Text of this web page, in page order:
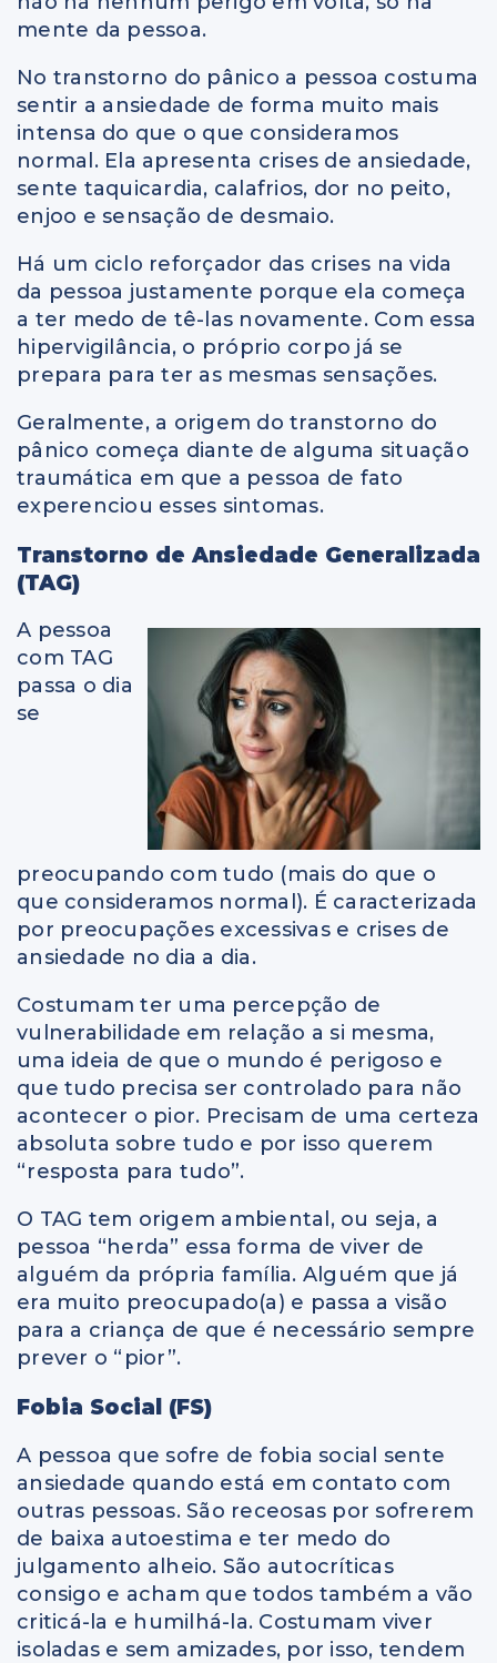
mente da pessoa.
No transtorno do pânico a pessoa costuma
sentir a ansiedade de forma muito mais
intensa do que o que consideramos
normal. Ela apresenta crises de ansiedade,
sente taquicardia, calafrios, dor no peito,
enjoo e sensação de desmaio.
Há um ciclo reforçador das crises na vida
da pessoa justamente porque ela começa
a ter medo de tê-las novamente. Com essa
hipervigilância, o próprio corpo já se
prepara para ter as mesmas sensações.
Geralmente, a origem do transtorno do
pânico começa diante de alguma situação
traumática em que a pessoa de fato
experenciou esses sintomas.
Transtorno de Ansiedade Generalizada
(TAG)
A pessoa
com TAG
passa o dia
se
preocupando com tudo (mais do que o
que consideramos normal). É caracterizada
por preocupações excessivas e crises de
ansiedade no dia a dia.
Costumam ter uma percepção de
vulnerabilidade em relação a si mesma,
uma ideia de que o mundo é perigoso e
que tudo precisa ser controlado para não
acontecer o pior. Precisam de uma certeza
absoluta sobre tudo e por isso querem
“resposta para tudo”.
O TAG tem origem ambiental, ou seja, a
pessoa “herda” essa forma de viver de
alguém da própria família. Alguém que já
era muito preocupado(a) e passa a visão
para a criança de que é necessário sempre
prever o “pior”.
Fobia Social (FS)
A pessoa que sofre de fobia social sente
ansiedade quando está em contato com
outras pessoas. São receosas por sofrerem
de baixa autoestima e ter medo do
julgamento alheio. São autocríticas
consigo e acham que todos também a vão
criticá-la e humilhá-la. Costumam viver
isoladas e sem amizades, por isso, tendem